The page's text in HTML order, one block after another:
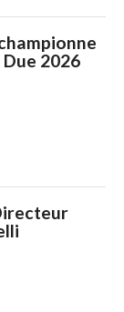
Due 2026